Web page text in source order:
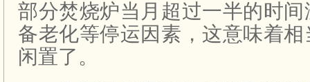
部分焚烧炉当月超过一半的时
备老化等停运因素，这意味着
闲置了。